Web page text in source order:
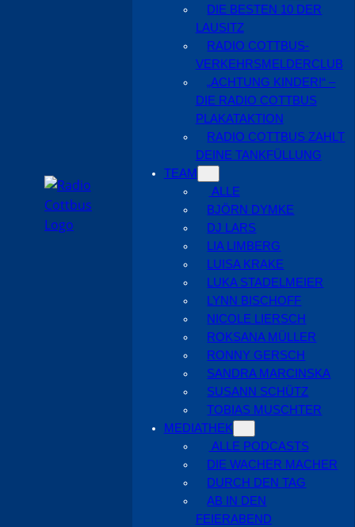
DIE BESTEN 10 DER
LAUSITZ
RADIO COTTBUS-
VERKEHRSMELDERCLUB
„ACHTUNG KINDER!“ –
DIE RADIO COTTBUS
PLAKATAKTION
RADIO COTTBUS ZAHLT
DEINE TANKFÜLLUNG
TEAM
ALLE
BJÖRN DYMKE
DJ LARS
LIA LIMBERG
LUISA KRAKE
LUKA STADELMEIER
LYNN BISCHOFF
NICOLE LIERSCH
ROKSANA MÜLLER
RONNY GERSCH
SANDRA MARCINSKA
SUSANN SCHÜTZ
TOBIAS MUSCHTER
MEDIATHEK
ALLE PODCASTS
DIE WACHER MACHER
DURCH DEN TAG
AB IN DEN
FEIERABEND